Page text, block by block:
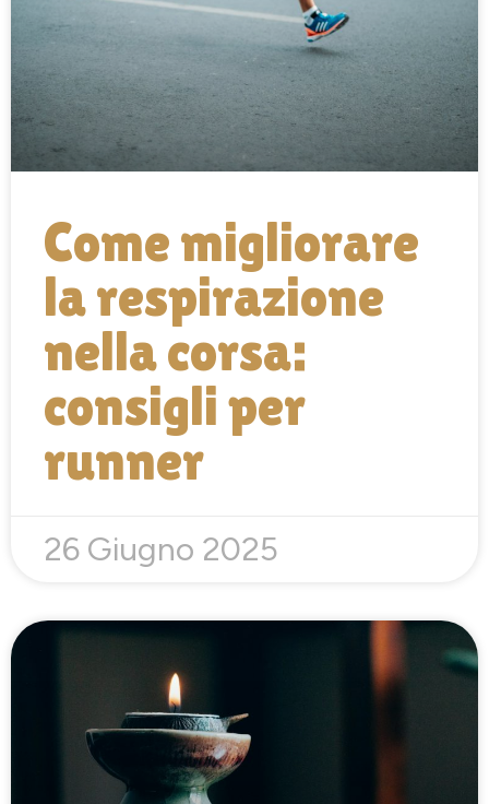
Come migliorare
la respirazione
nella corsa:
consigli per
runner
26 Giugno 2025